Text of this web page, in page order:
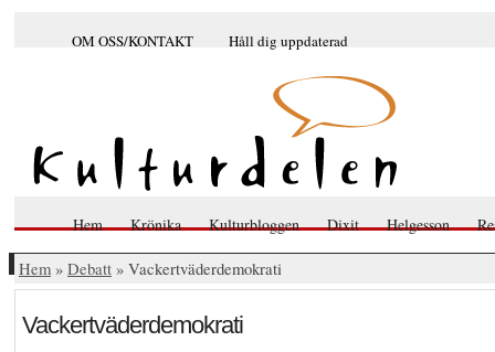
OM OSS/KONTAKT Håll dig uppdaterad
Hem Krönika Kulturbloggen Dixit Helgesson
Hem » Debatt » Vackertväderdemokrati
Vackertväderdemokrati